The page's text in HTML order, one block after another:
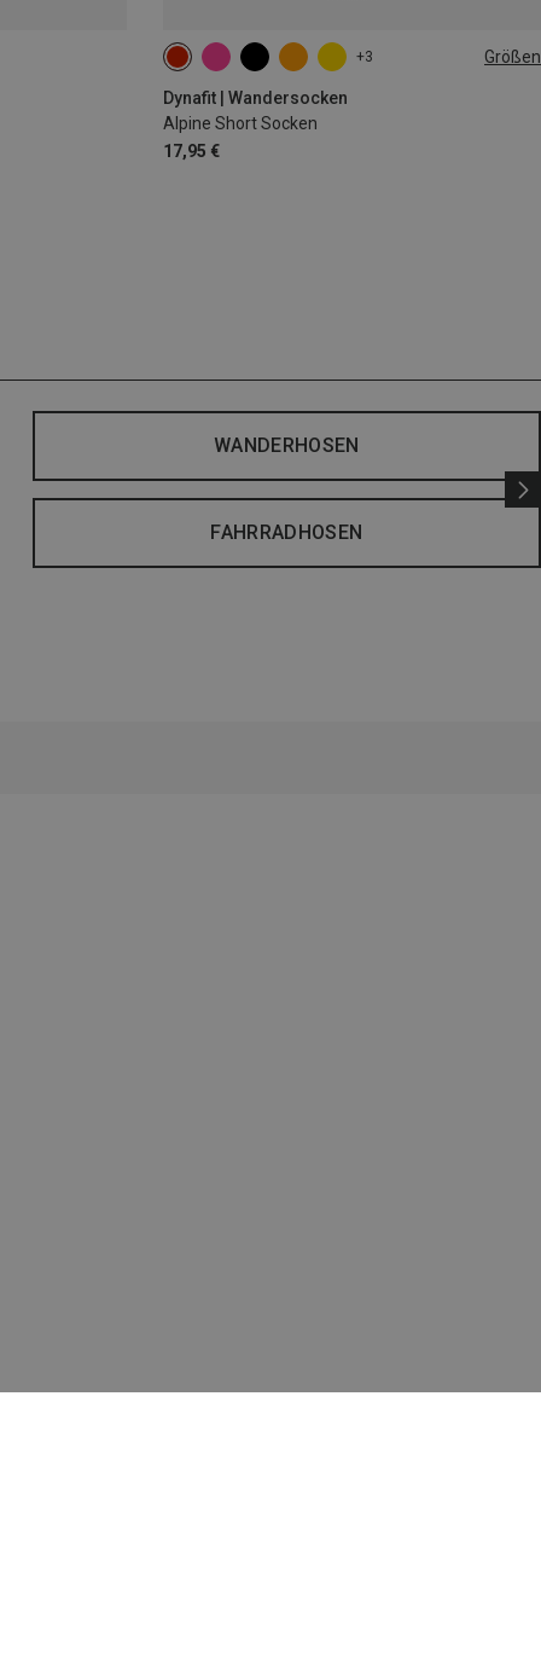
+3 Größen
Dynafit | Wandersocken
Alpine Short Socken
17,95 €
39|40|41|42 43|44|45|46
WANDERHOSEN
FAHRRADHOSEN